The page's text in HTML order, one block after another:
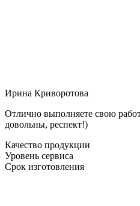
Ирина Криворотова
Отлично выполняете свою
довольны, респект!)
Качество продукции
Уровень сервиса
Срок изготовления